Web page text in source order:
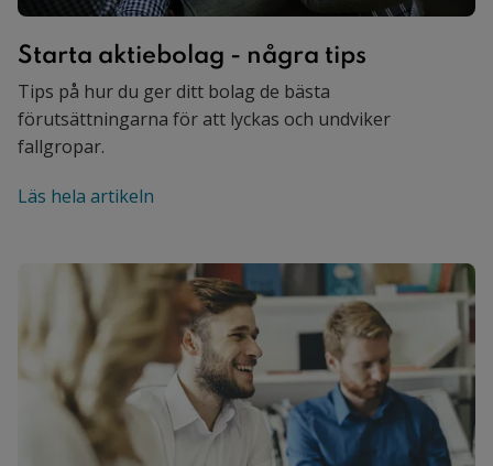
Starta aktiebolag - några tips
Tips på hur du ger ditt bolag de bästa
förutsättningarna för att lyckas och undviker
fallgropar.
Läs hela artikeln